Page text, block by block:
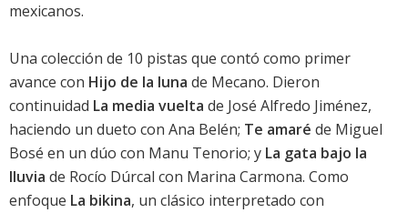
mexicanos.
Una colección de 10 pistas que contó como primer
avance con Hijo de la luna de Mecano. Dieron
continuidad La media vuelta de José Alfredo Jiménez,
haciendo un dueto con Ana Belén; Te amaré de Miguel
Bosé en un dúo con Manu Tenorio; y La gata bajo la
lluvia de Rocío Dúrcal con Marina Carmona. Como
enfoque La bikina, un clásico interpretado con